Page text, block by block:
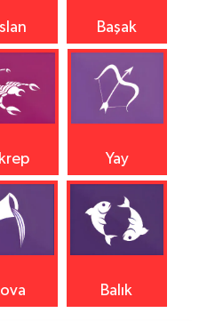
Başak
Yay
Balık